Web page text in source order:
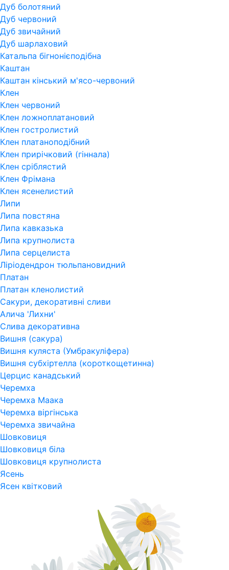
Дуб болотяний
Дуб червоний
Дуб звичайний
Дуб шарлаховий
Катальпа бігнонієподібна
Каштан
Каштан кінський м'ясо-червоний
Клен
Клен червоний
Клен ложноплатановий
Клен гостролистий
Клен платаноподібний
Клен прирічковий (гіннала)
Клен сріблястий
Клен Фрімана
Клен ясенелистий
Липи
Липа повстяна
Липа кавказька
Липа крупнолиста
Липа серцелиста
Ліріодендрон тюльпановидний
Платан
Платан кленолистий
Сакури, декоративні сливи
Алича 'Лихни'
Слива декоративна
Вишня (сакура)
Вишня куляста (Умбракуліфера)
Вишня субхіртелла (короткощетинна)
Церцис канадський
Черемха
Черемха Маака
Черемха віргінська
Черемха звичайна
Шовковиця
Шовковиця біла
Шовковиця крупнолиста
Ясень
Ясен квітковий